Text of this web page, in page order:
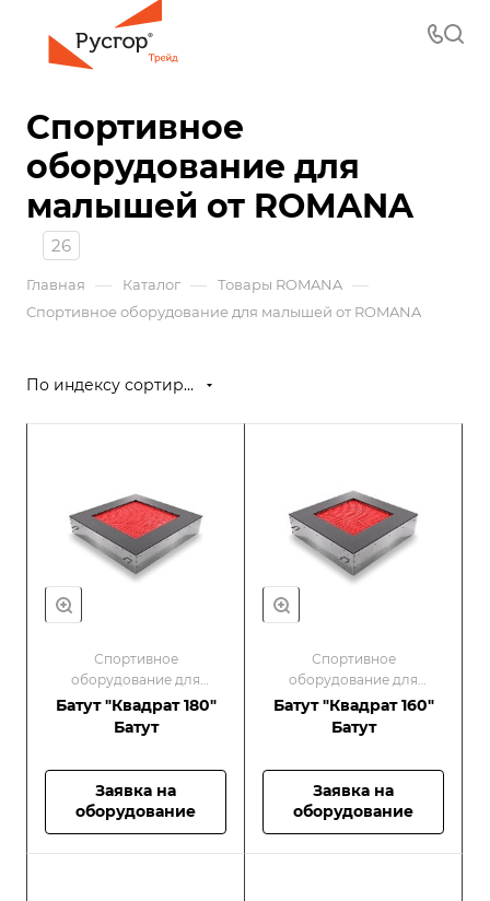
Спортивное
оборудование для
малышей от ROMANA
26
Главная — Каталог — Товары ROMANA —
Спортивное оборудование для малышей от ROMANA
По индексу сортировки (возрастание)
Спортивное
оборудование для
малышей/Оборудование
для спортивных
Батут "Квадрат 180"
Батут
Заявка на
оборудование
Спортивное
оборудование для
малышей/Оборудование
для спортивных
Батут "Квадрат 160"
Батут
Заявка на
оборудование